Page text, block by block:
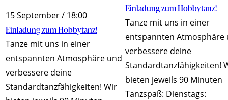
15 September / 18:00
Einladung zum Hobbytanz!
Tanze mit uns in einer
entspannten Atmosphäre und
verbessere deine
Standardtanzfähigkeiten! Wir
Einladung zum Hobbytanz!
Tanze mit uns in einer
entspannten Atmosphäre
verbessere deine
Standardtanzfähigkeiten!
bieten jeweils 90 Minuten
Tanzspaß: Dienstags: